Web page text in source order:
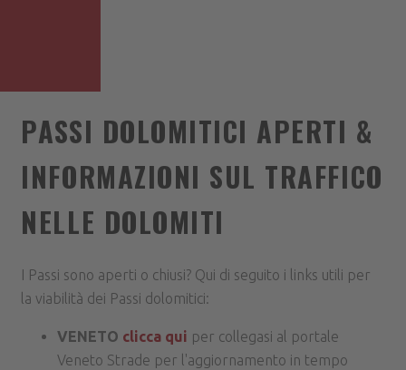
PASSI DOLOMITICI APERTI &
INFORMAZIONI SUL TRAFFICO
NELLE DOLOMITI
I Passi sono aperti o chiusi? Qui di seguito i links utili per
la viabilità dei Passi dolomitici:
VENETO clicca qui per collegasi al portale
Veneto Strade per l'aggiornamento in tempo